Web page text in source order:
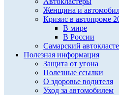
Женщина и
Кризис в автопроме
В мире
В России
Самарский
Полезная информация
Защита от угона
Полезные ссылки
О здоровье водителя
Уход за автомобилем